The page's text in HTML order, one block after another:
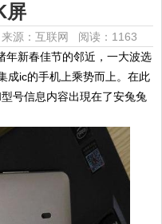
屏
源：互联网 阅读：1163
年新春佳节的邻近，一大波选
成ic的手机上乘势而上。在此
号信息内容出現在了安兔兔